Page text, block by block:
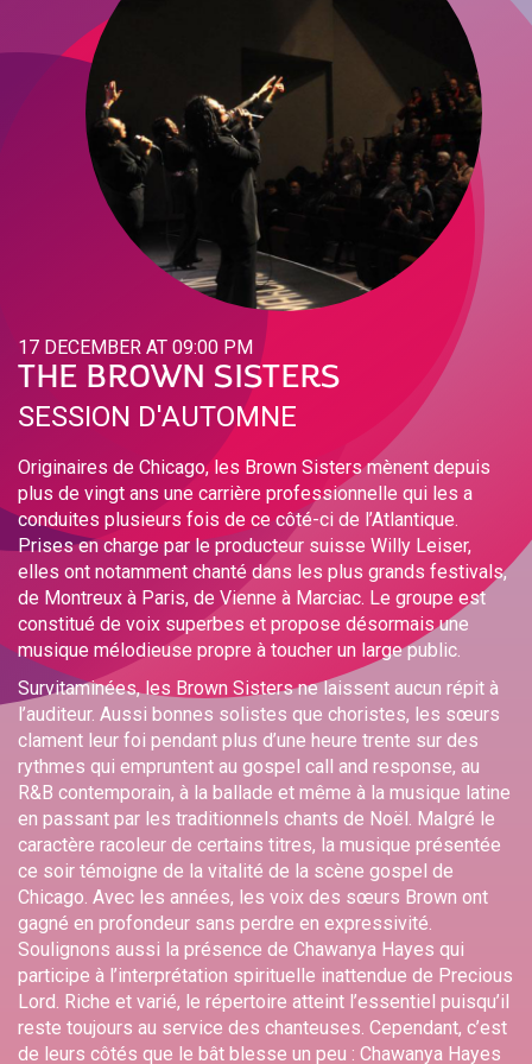
17 DECEMBER AT 09:00 PM
THE BROWN SISTERS
SESSION D'AUTOMNE
Originaires de Chicago, les Brown Sisters mènent depuis
plus de vingt ans une carrière professionnelle qui les a
conduites plusieurs fois de ce côté-ci de l’Atlantique.
Prises en charge par le producteur suisse Willy Leiser,
elles ont notamment chanté dans les plus grands festivals,
de Montreux à Paris, de Vienne à Marciac. Le groupe est
constitué de voix superbes et propose désormais une
musique mélodieuse propre à toucher un large public.
Survitaminées, les Brown Sisters ne laissent aucun répit à
l’auditeur. Aussi bonnes solistes que choristes, les sœurs
clament leur foi pendant plus d’une heure trente sur des
rythmes qui empruntent au gospel call and response, au
R&B contemporain, à la ballade et même à la musique latine
en passant par les traditionnels chants de Noël. Malgré le
caractère racoleur de certains titres, la musique présentée
ce soir témoigne de la vitalité de la scène gospel de
Chicago. Avec les années, les voix des sœurs Brown ont
gagné en profondeur sans perdre en expressivité.
Soulignons aussi la présence de Chawanya Hayes qui
participe à l’interprétation spirituelle inattendue de Precious
Lord. Riche et varié, le répertoire atteint l’essentiel puisqu’il
reste toujours au service des chanteuses. Cependant, c’est
de leurs côtés que le bât blesse un peu : Chawanya Hayes